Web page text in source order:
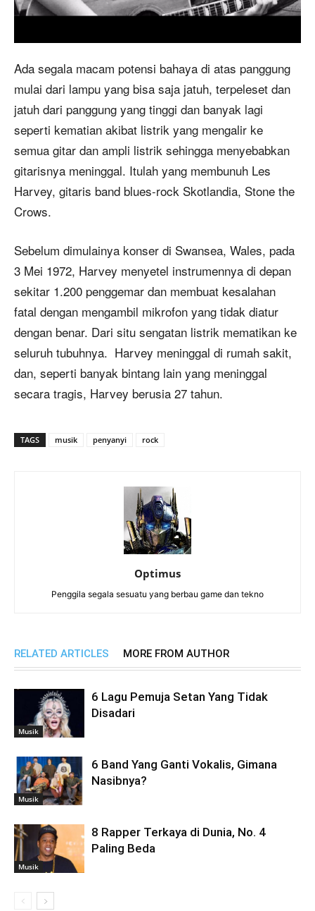
Ada segala macam potensi bahaya di atas panggung
mulai dari lampu yang bisa saja jatuh, terpeleset dan
jatuh dari panggung yang tinggi dan banyak lagi
seperti kematian akibat listrik yang mengalir ke
semua gitar dan ampli listrik sehingga menyebabkan
gitarisnya meninggal. Itulah yang membunuh Les
Harvey, gitaris band blues-rock Skotlandia, Stone the
Crows.
Sebelum dimulainya konser di Swansea, Wales, pada
3 Mei 1972, Harvey menyetel instrumennya di depan
sekitar 1.200 penggemar dan membuat kesalahan
fatal dengan mengambil mikrofon yang tidak diatur
dengan benar. Dari situ sengatan listrik mematikan ke
seluruh tubuhnya. Harvey meninggal di rumah sakit,
dan, seperti banyak bintang lain yang meninggal
secara tragis, Harvey berusia 27 tahun.
TAGS musik penyanyi rock
Optimus
Penggila segala sesuatu yang berbau game dan tekno
RELATED ARTICLES MORE FROM AUTHOR
Musik
6 Lagu Pemuja Setan Yang Tidak
Disadari
Musik
6 Band Yang Ganti Vokalis, Gimana
Nasibnya?
Musik
8 Rapper Terkaya di Dunia, No. 4
Paling Beda